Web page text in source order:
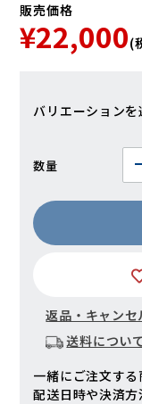
販売価格
¥22,000(
バリエーション
数量
返品・キャンセ
送料につい
一緒にご注文す
配送日時や決済方